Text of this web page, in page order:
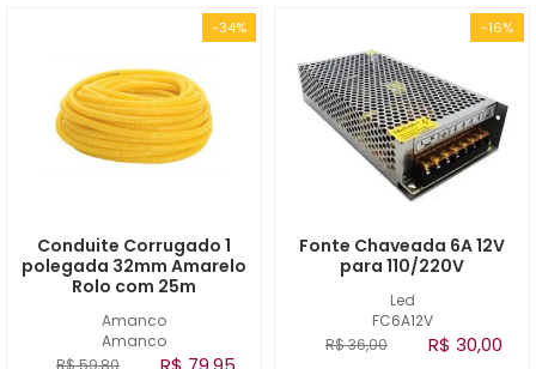
-34%
Amanco
Amanco
Conduite Corrugado 1
polegada 32mm Amarelo
Rolo com 25m
R$ 59,80
-16%
Led
FC6A12V
Fonte Chaveada 6A 12V
para 110/220V
R$ 36,00 R$ 30,00